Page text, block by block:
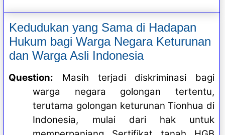
Kedudukan yang Sama di Hadapan
Hukum bagi Warga Negara Keturunan
dan Warga Asli Indonesia
Question: Masih terjadi diskriminasi bagi
warga negara golongan tertentu,
terutama golongan keturunan Tionhua di
Indonesia, mulai dari hak untuk